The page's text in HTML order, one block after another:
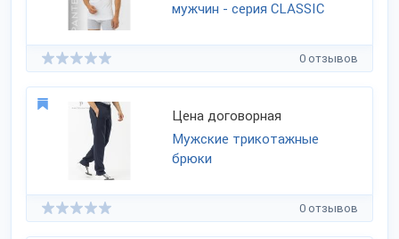
мужчин - серия CLASSIC
0 отзывов
Цена договорная
Мужские трикотажные
брюки
0 отзывов